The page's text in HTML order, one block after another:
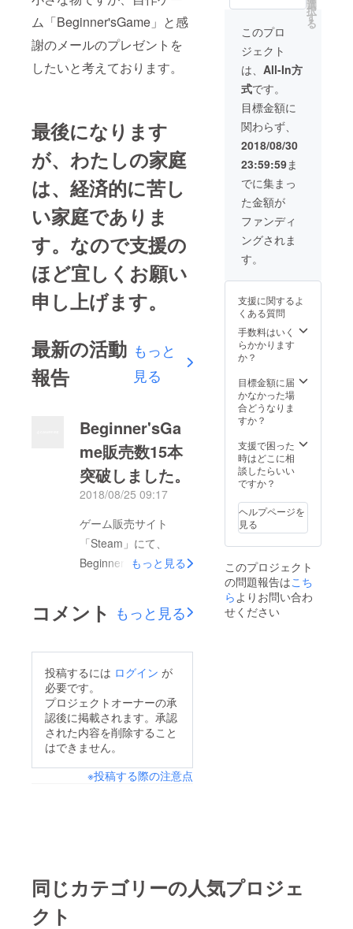
ム「Beginner'sGame」と感
謝のメールのプレゼントを
したいと考えております。
最後になります
が、わたしの家庭
は、経済的に苦し
い家庭でありま
す。なので支援の
ほど宜しくお願い
申し上げます。
最新の活動
報告
もっと
見る
Beginner'sGa
me販売数15本
突破しました。
2018/08/25 09:17
ゲーム販売サイト
「Steam」にて、
Beginner'sGame販売
購入してくださった方
本当にありがとうござ
もっと見る
コメント もっと見る
投稿するには ログイン が
必要です。
プロジェクトオーナーの承
認後に掲載されます。承認
された内容を削除すること
はできません。
※投稿する際の注意点
選
択
す
る
このプロ
ジェクト
は、 All-In方
式です。
目標金額に
関わらず、
2018/08/30
23:59:59ま
でに集まっ
た金額が
ファンディ
ングされま
す。
支援に関するよ
くある質問
手数料はいく
らかかります
か？
目標金額に届
かなかった場
合どうなりま
すか？
支援で困った
時はどこに相
談したらいい
ですか？
ヘルプページを
見る
このプロジェクト
の問題報告はこち
らよりお問い合わ
せください
同じカテゴリーの人気プロジェ
クト